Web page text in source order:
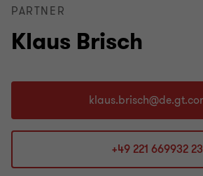
Klaus Brisch
PARTNER
+49 221 669932 23